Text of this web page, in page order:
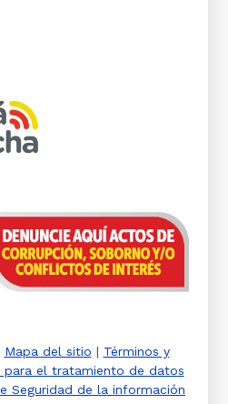
Mapa del sitio | Términos y
para el tratamiento de datos
Seguridad de la información